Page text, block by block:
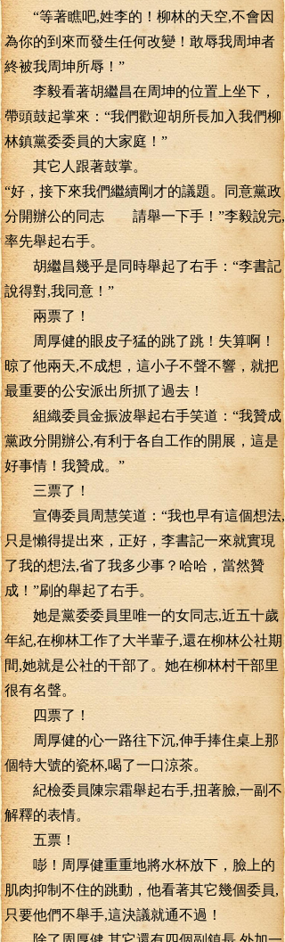
“等著瞧吧,姓李的！柳林的天空,不會因
為你的到來而發生任何改變！敢辱我周坤者
終被我周坤所辱！”
李毅看著胡繼昌在周坤的位置上坐下，
帶頭鼓起掌來：“我們歡迎胡所長加入我們柳
林鎮黨委委員的大家庭！”
其它人跟著鼓掌。
“好，接下來我們繼續剛才的議題。同意黨政
分開辦公的同志 請舉一下手！”李毅說完,
率先舉起右手。
胡繼昌幾乎是同時舉起了右手：“李書記
說得對,我同意！”
兩票了！
周厚健的眼皮子猛的跳了跳！失算啊！
晾了他兩天,不成想，這小子不聲不響，就把
最重要的公安派出所抓了過去！
組織委員金振波舉起右手笑道：“我贊成
黨政分開辦公,有利于各自工作的開展，這是
好事情！我贊成。”
三票了！
宣傳委員周慧笑道：“我也早有這個想法,
只是懶得提出來，正好，李書記一來就實現
了我的想法,省了我多少事？哈哈，當然贊
成！”刷的舉起了右手。
她是黨委委員里唯一的女同志,近五十歲
年紀,在柳林工作了大半輩子,還在柳林公社期
間,她就是公社的干部了。她在柳林村干部里
很有名聲。
四票了！
周厚健的心一路往下沉,伸手捧住桌上那
個特大號的瓷杯,喝了一口涼茶。
紀檢委員陳宗霜舉起右手,扭著臉,一副不
解釋的表情。
五票！
嘭！周厚健重重地將水杯放下，臉上的
肌肉抑制不住的跳動，他看著其它幾個委員,
只要他們不舉手,這決議就通不過！